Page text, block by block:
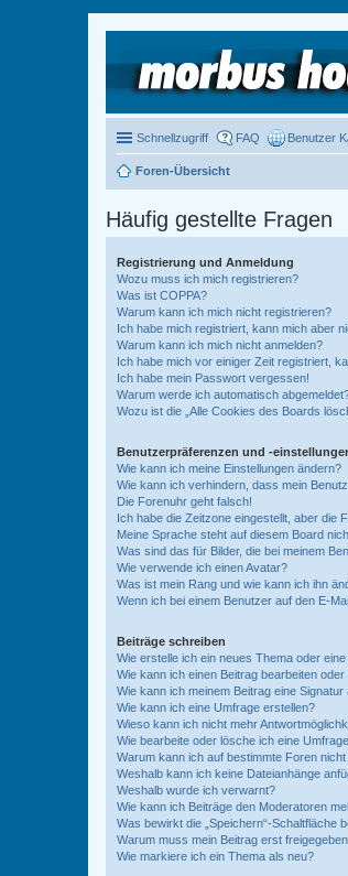
Schnellzugriff FAQ Benutzer
Foren-Übersicht
Häufig gestellte Fragen
Registrierung und Anmeldung
Wozu muss ich mich registrieren?
Was ist COPPA?
Warum kann ich mich nicht registrieren?
Ich habe mich registriert, kann mich aber
Warum kann ich mich nicht anmelden?
Ich habe mich vor einiger Zeit registriert,
Ich habe mein Passwort vergessen!
Warum werde ich automatisch
Wozu ist die „Alle Cookies des Boards
Benutzerpräferenzen und -
Wie kann ich meine Einstellungen ändern?
Wie kann ich verhindern, dass mein
Die Forenuhr geht falsch!
Ich habe die Zeitzone eingestellt, aber die
Meine Sprache steht auf diesem Board
Was sind das für Bilder, die bei meinem
Wie verwende ich einen Avatar?
Was ist mein Rang und wie kann ich ihn
Wenn ich bei einem Benutzer auf den E-
Beiträge schreiben
Wie erstelle ich ein neues Thema oder eine
Wie kann ich einen Beitrag bearbeiten
Wie kann ich meinem Beitrag eine Signatur
Wie kann ich eine Umfrage erstellen?
Wieso kann ich nicht mehr
Wie bearbeite oder lösche ich eine
Warum kann ich auf bestimmte Foren
Weshalb kann ich keine Dateianhänge
Weshalb wurde ich verwarnt?
Wie kann ich Beiträge den Moderatoren
Was bewirkt die „Speichern“-Schaltfläche
Warum muss mein Beitrag erst
Wie markiere ich ein Thema als neu?